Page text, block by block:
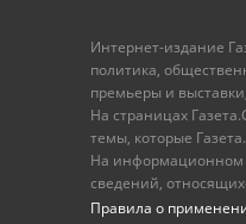
Интернет-издание
политика,
премьеры и
На страницах
темы, которые
На информационном
сведений,
Правила о